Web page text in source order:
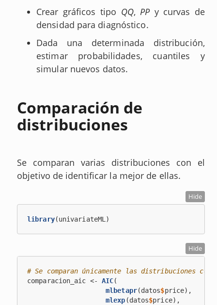
Crear gráficos tipo QQ,PPy curvas de
densidad para diagnóstico.
Dada una determinada distribución,
estimar probabilidades, cuantiles y
simular nuevos datos.
Comparación de
distribuciones
Se comparan varias distribuciones con el
objetivo de identificar la mejor de ellas.
Hide
library(univariateML)
Hide
# Se comparan únicamente las distribuciones
comparacion_aic <-
AIC(
mlbetapr(datos$price),
mlexp (datos$price),